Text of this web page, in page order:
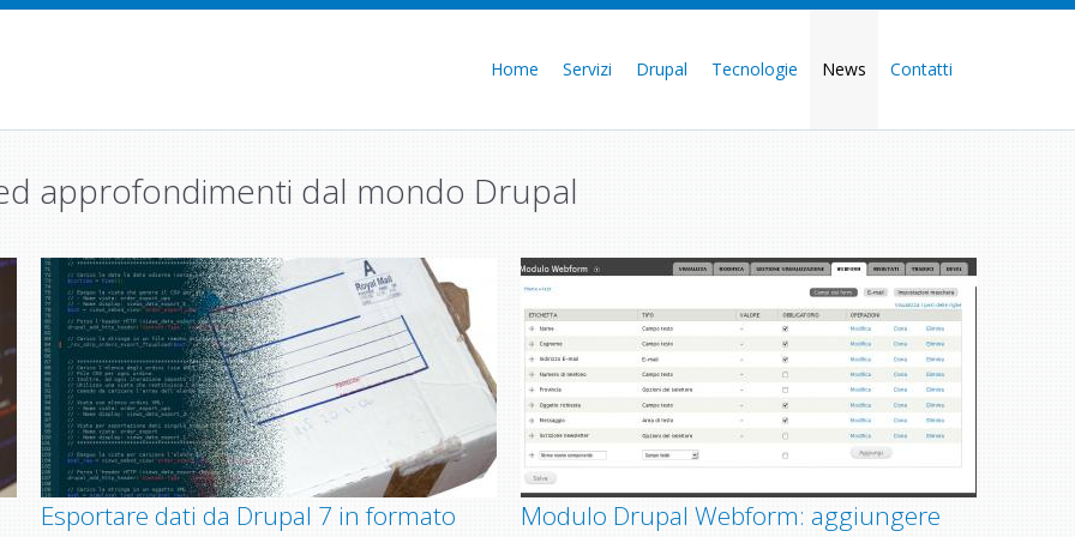
Home Servizi Drupal Tecnologie News Contatti
approfondimenti dal mondo Drupal
Esportare dati da Drupal 7 in formato
Modulo Drupal Webform: aggiungere